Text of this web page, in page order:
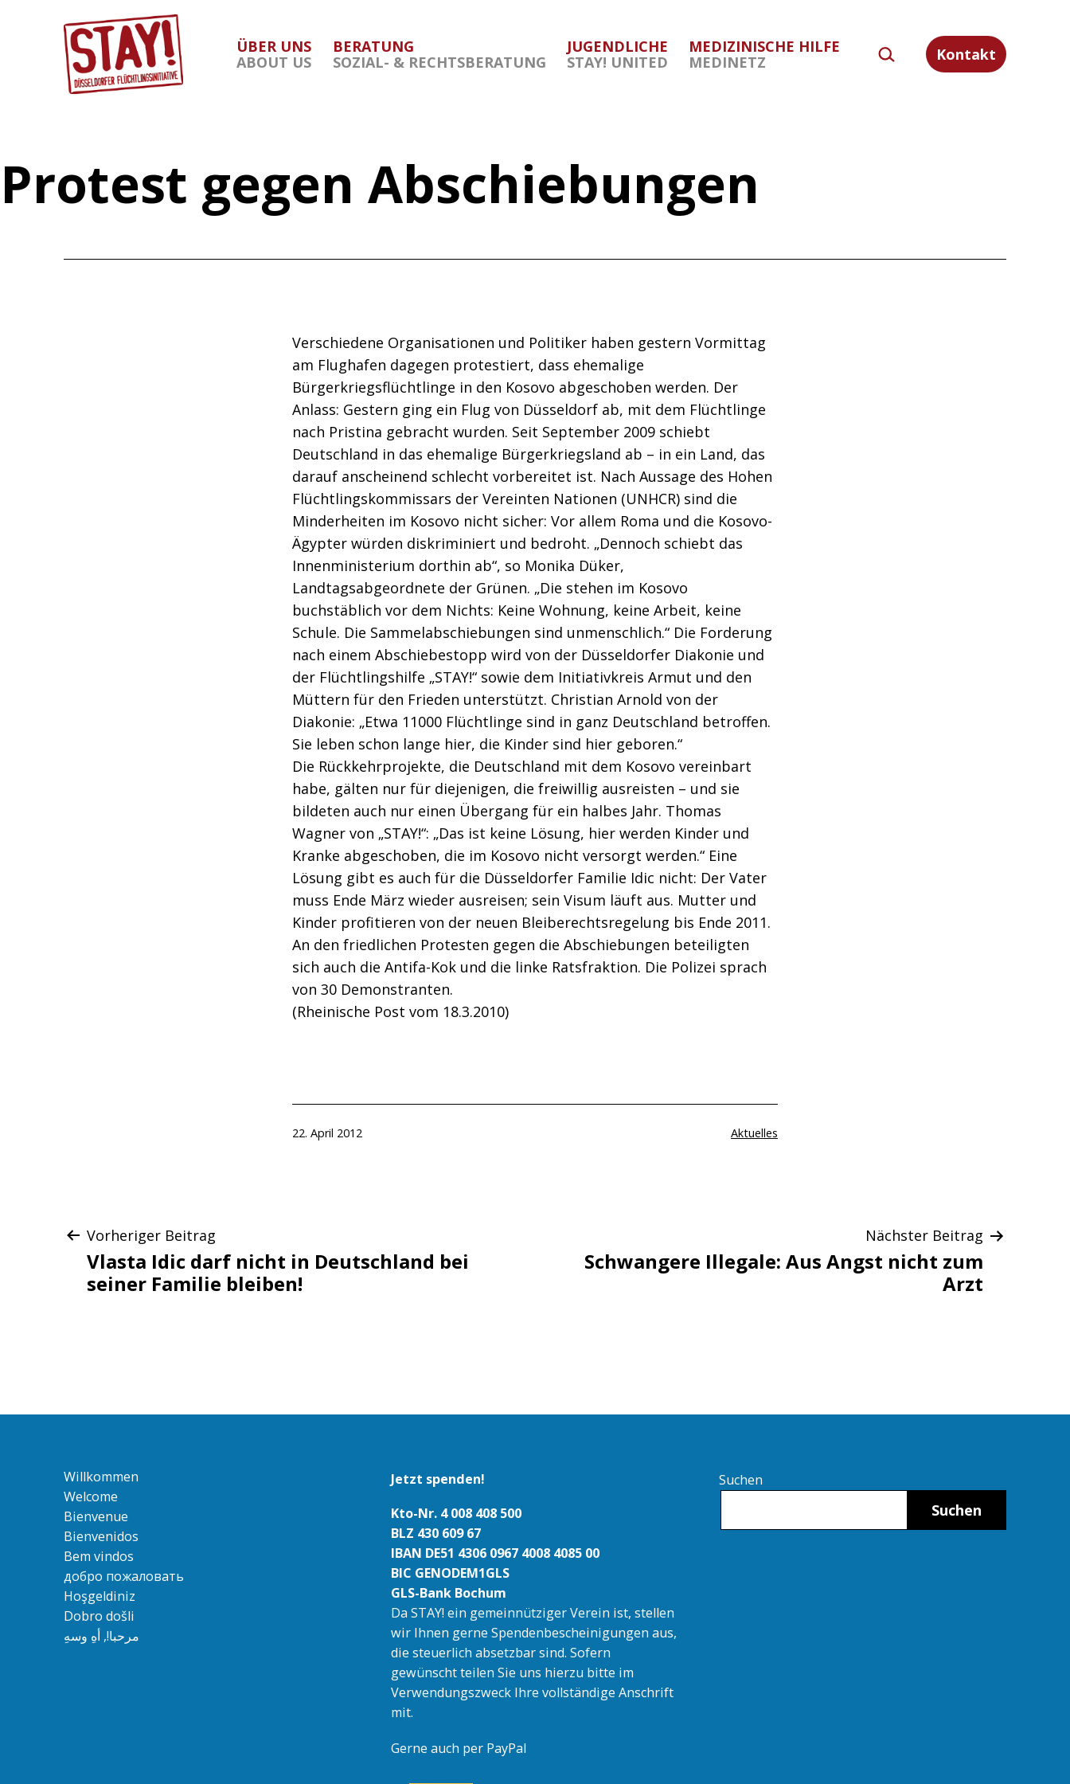
ÜBER UNS
ABOUT US
BERATUNG
SOZIAL- & RECHTSBERATUNG
JUGENDLICHE
STAY! UNITED
MEDIZINISCHE HILFE
MEDINETZ
SUCHEN … Kontakt
Protest gegen Abschiebungen
Verschiedene Organisationen und Politiker haben gestern Vormittag
am Flughafen dagegen protestiert, dass ehemalige
Bürgerkriegsflüchtlinge in den Kosovo abgeschoben werden. Der
Anlass: Gestern ging ein Flug von Düsseldorf ab, mit dem Flüchtlinge
nach Pristina gebracht wurden. Seit September 2009 schiebt
Deutschland in das ehemalige Bürgerkriegsland ab – in ein Land, das
darauf anscheinend schlecht vorbereitet ist. Nach Aussage des Hohen
Flüchtlingskommissars der Vereinten Nationen (UNHCR) sind die
Minderheiten im Kosovo nicht sicher: Vor allem Roma und die Kosovo-
Ägypter würden diskriminiert und bedroht. „Dennoch schiebt das
Innenministerium dorthin ab“, so Monika Düker,
Landtagsabgeordnete der Grünen. „Die stehen im Kosovo
buchstäblich vor dem Nichts: Keine Wohnung, keine Arbeit, keine
Schule. Die Sammelabschiebungen sind unmenschlich.“ Die Forderung
nach einem Abschiebestopp wird von der Düsseldorfer Diakonie und
der Flüchtlingshilfe „STAY!“ sowie dem Initiativkreis Armut und den
Müttern für den Frieden unterstützt. Christian Arnold von der
Diakonie: „Etwa 11000 Flüchtlinge sind in ganz Deutschland betroffen.
Sie leben schon lange hier, die Kinder sind hier geboren.“
Die Rückkehrprojekte, die Deutschland mit dem Kosovo vereinbart
habe, gälten nur für diejenigen, die freiwillig ausreisten – und sie
bildeten auch nur einen Übergang für ein halbes Jahr. Thomas
Wagner von „STAY!“: „Das ist keine Lösung, hier werden Kinder und
Kranke abgeschoben, die im Kosovo nicht versorgt werden.“ Eine
Lösung gibt es auch für die Düsseldorfer Familie Idic nicht: Der Vater
muss Ende März wieder ausreisen; sein Visum läuft aus. Mutter und
Kinder profitieren von der neuen Bleiberechtsregelung bis Ende 2011.
An den friedlichen Protesten gegen die Abschiebungen beteiligten
sich auch die Antifa-Kok und die linke Ratsfraktion. Die Polizei sprach
von 30 Demonstranten.
(Rheinische Post vom 18.3.2010)
Veröffentlicht
22. April 2012
Kategorisiert
Aktuelles
Beitragsnavigation
Vorheriger Beitrag
Vlasta Idic darf nicht in Deutschland bei
seiner Familie bleiben!
Nächster Beitrag
Schwangere Illegale: Aus Angst nicht zum
Arzt
Willkommen
Welcome
Bienvenue
Bienvenidos
Bem vindos
добро пожаловать
Hoşgeldiniz
Dobro došli
مرحبا!, أهِ وسهِ
Jetzt spenden!
Kto-Nr. 4 008 408 500
BLZ 430 609 67
IBAN DE51 4306 0967 4008 4085 00
BIC GENODEM1GLS
GLS-Bank Bochum
Da STAY! ein gemeinnütziger Verein ist, stellen
wir Ihnen gerne Spendenbescheinigungen aus,
die steuerlich absetzbar sind. Sofern
gewünscht teilen Sie uns hierzu bitte im
Verwendungszweck Ihre vollständige Anschrift
mit.
Gerne auch per PayPal
Suchen
Suchen